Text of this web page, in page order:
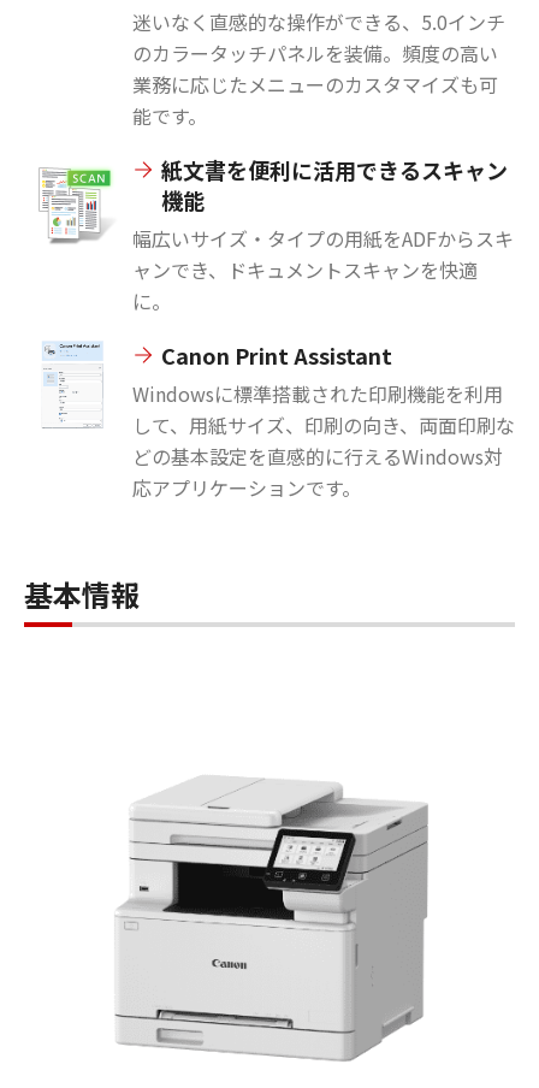
迷いなく直感的な操作ができる、5.0インチ
のカラータッチパネルを装備。頻度の高い
業務に応じたメニューのカスタマイズも可
能です。
紙文書を便利に活用できるスキャン
機能
幅広いサイズ・タイプの用紙をADFからスキ
ャンでき、ドキュメントスキャンを快適
に。
Canon Print Assistant
Windowsに標準搭載された印刷機能を利用
して、用紙サイズ、印刷の向き、両面印刷な
どの基本設定を直感的に行えるWindows対
応アプリケーションです。
基本情報